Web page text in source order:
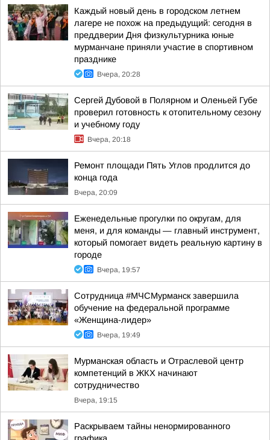
Каждый новый день в городском летнем
лагере не похож на предыдущий: сегодня в
преддверии Дня физкультурника юные
мурманчане приняли участие в спортивном
празднике
Вчера, 20:28
Сергей Дубовой в Полярном и Оленьей Губе
проверил готовность к отопительному сезону
и учебному году
Вчера, 20:18
Ремонт площади Пять Углов продлится до
конца года
Вчера, 20:09
Еженедельные прогулки по округам, для
меня, и для команды — главный инструмент,
который помогает видеть реальную картину в
городе
Вчера, 19:57
Сотрудница #МЧСМурманск завершила
обучение на федеральной программе
«Женщина-лидер»
Вчера, 19:49
Мурманская область и Отраслевой центр
компетенций в ЖКХ начинают
сотрудничество
Вчера, 19:15
Раскрываем тайны ненормированного